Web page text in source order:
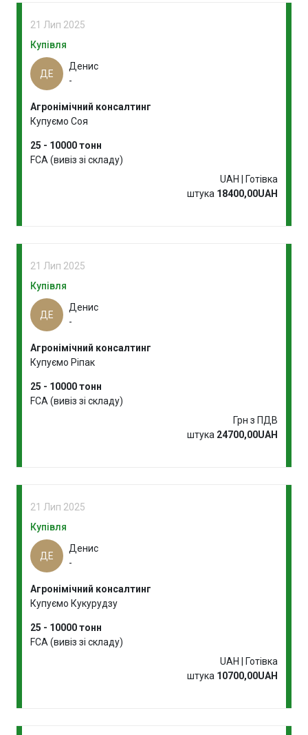
21 Лип 2025
Купівля
ДЕ
Денис
-
Агронімічний консалтинг
Купуємо Соя
25 - 10000 тонн
FCA (вивіз зі складу)
UAH | Готівка
штука 18400,00UAH
21 Лип 2025
Купівля
ДЕ
Денис
-
Агронімічний консалтинг
Купуємо Ріпак
25 - 10000 тонн
FCA (вивіз зі складу)
Грн з ПДВ
штука 24700,00UAH
21 Лип 2025
Купівля
ДЕ
Денис
-
Агронімічний консалтинг
Купуємо Кукурудзу
25 - 10000 тонн
FCA (вивіз зі складу)
UAH | Готівка
штука 10700,00UAH